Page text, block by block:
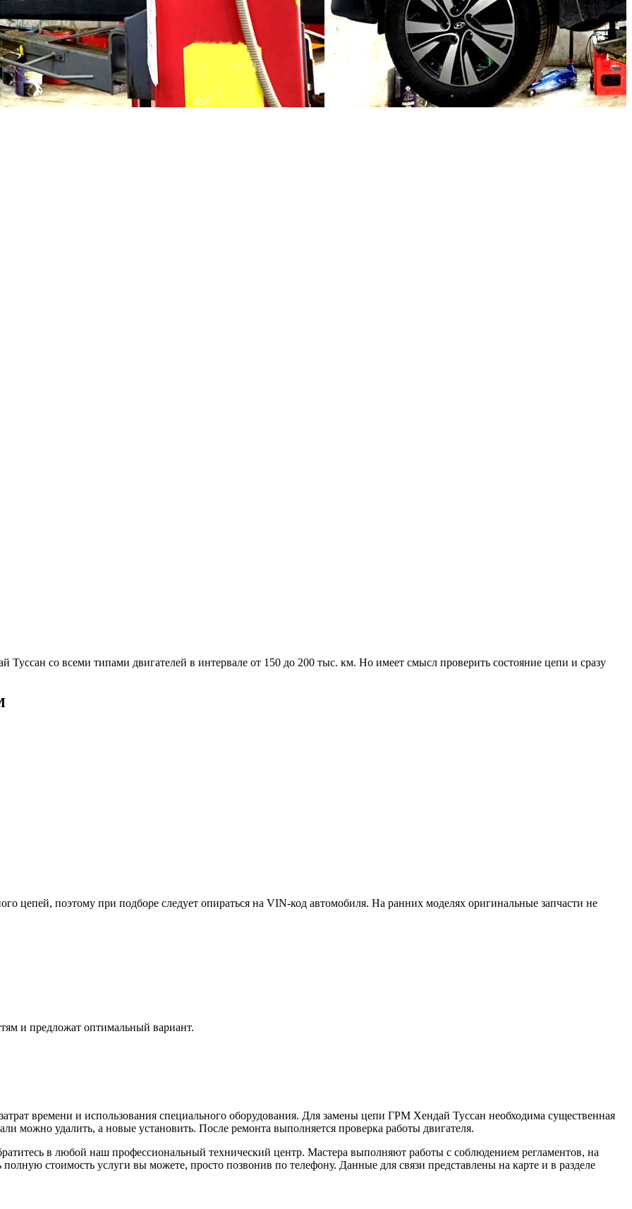
со всеми типами двигателей в интервале от 150 до 200 тыс. км. Но имеет смысл проверить состояние цепи и сразу
цепей, поэтому при подборе следует опираться на VIN-код автомобиля. На ранних моделях оригинальные запчасти не
и предложат оптимальный вариант.
времени и использования специального оборудования. Для замены цепи ГРМ Хендай Туссан необходима существенная
можно удалить, а новые установить. После ремонта выполняется проверка работы двигателя.
в любой наш профессиональный технический центр. Мастера выполняют работы с соблюдением регламентов, на
полную стоимость услуги вы можете, просто позвонив по телефону. Данные для связи представлены на карте и в разделе